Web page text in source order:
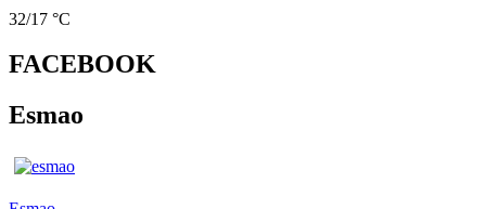
32/17 °C
FACEBOOK
Esmao